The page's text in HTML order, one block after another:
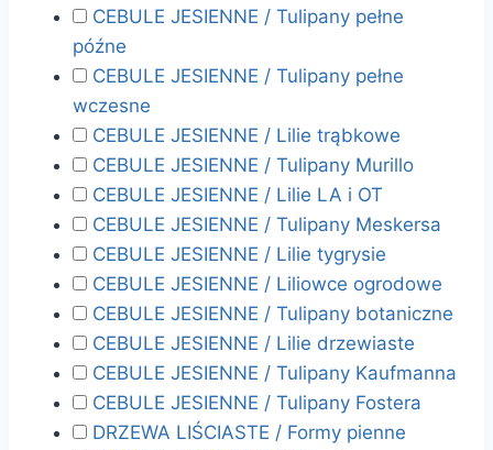
CEBULE JESIENNE / Tulipany pełne
późne
CEBULE JESIENNE / Tulipany pełne
wczesne
CEBULE JESIENNE / Lilie trąbkowe
CEBULE JESIENNE / Tulipany Murillo
CEBULE JESIENNE / Lilie LA i OT
CEBULE JESIENNE / Tulipany Meskersa
CEBULE JESIENNE / Lilie tygrysie
CEBULE JESIENNE / Liliowce ogrodowe
CEBULE JESIENNE / Tulipany botaniczne
CEBULE JESIENNE / Lilie drzewiaste
CEBULE JESIENNE / Tulipany Kaufmanna
CEBULE JESIENNE / Tulipany Fostera
DRZEWA LIŚCIASTE / Formy pienne